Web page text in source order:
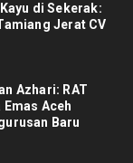
di Sekerak:
Jerat CV
Azhari: RAT
Aceh
Baru